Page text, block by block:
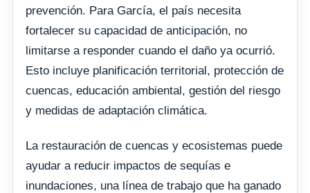
prevención. Para García, el país necesita
fortalecer su capacidad de anticipación, no
limitarse a responder cuando el daño ya ocurrió.
Esto incluye planificación territorial, protección de
cuencas, educación ambiental, gestión del riesgo
y medidas de adaptación climática.
La restauración de cuencas y ecosistemas puede
ayudar a reducir impactos de sequías e
inundaciones, una línea de trabajo que ha ganado